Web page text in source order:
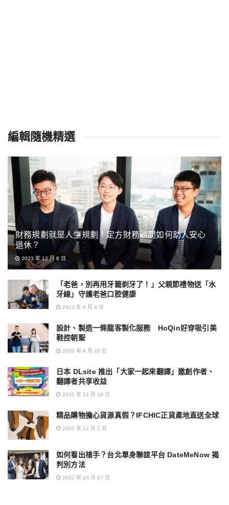
編輯隨機精選
財務規劃就是人生規劃！定方財務顧問如何助人安心
退休？
2023 年 12 月 6 日
「老爸，別再用牙籤剃牙了！」父親節禮物送「水
牙線」守護老爸口腔健康
2023 年 8 月 4 日
設計、製造一條龍客製化服務 HoQin好穿吸引美
鞋控朝聖
2020 年 8 月 20 日
日本 DLsite 推出「大家一起來翻譯」邀創作者、
翻譯者共享收益
2022 年 11 月 18 日
精品購物擔心貨源真假？IFCHIC正貨產地直送全球
2020 年 12 月 2 日
如何看出槍手？台北單身聯誼平台 DateMeNow 揭
判別方法
2022 年 10 月 27 日